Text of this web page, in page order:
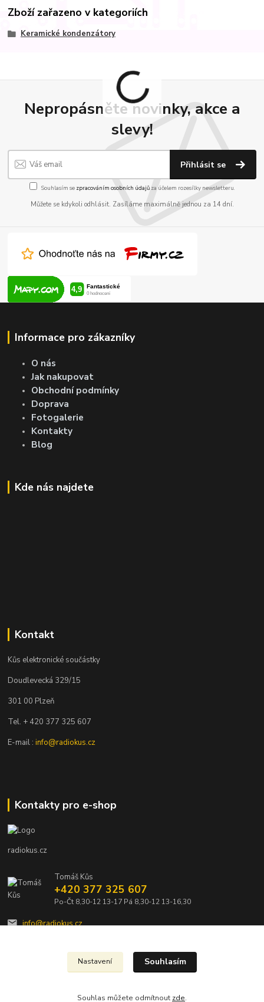
Zboží zařazeno v kategoriích
Keramické kondenzátory
Nepropásněte novinky, akce a
slevy!
Přihlásit se
Souhlasím se zpracováním osobních údajůza účelem rozesílky newsletteru.
Můžete se kdykoli odhlásit. Zasíláme maximálně jednou za 14 dní.
Informace pro zákazníky
O nás
Jak nakupovat
Obchodní podmínky
Doprava
Fotogalerie
Kontakty
Blog
Kde nás najdete
Kontakt
Kůs elektronické součástky
Doudlevecká 329/15
301 00 Plzeň
Tel. + 420 377 325 607
E-mail :info@radiokus.cz
Kontakty pro e-shop
radiokus.cz
Tomáš Kůs
+420 377 325 607
Po-Čt 8,30-12 13-17 Pá 8,30-12 13-16,30
info@radiokus.cz
Nastavení Souhlasím
Souhlas můžete odmítnout zde.